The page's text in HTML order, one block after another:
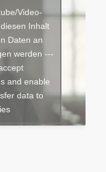
Video-
Inhalt
Daten an
werden ---
and enable
data to